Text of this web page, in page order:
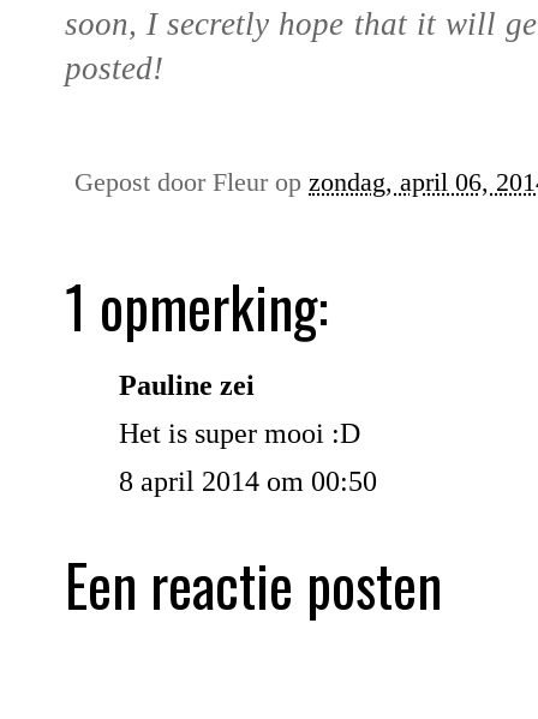
soon, I secretly hope that it will
posted!
Gepost door Fleur op zondag, april 06,
1 opmerking:
Pauline zei
Het is super mooi :D
8 april 2014 om 00:50
Een reactie posten